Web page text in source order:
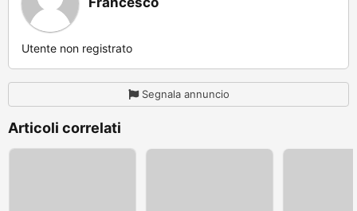
Utente non registrato
Segnala annuncio
Articoli correlati